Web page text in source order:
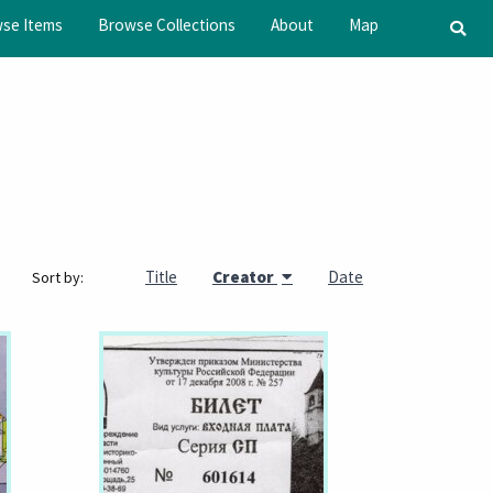
Items Browse Collections About Map
Sort by: Title Creator Date